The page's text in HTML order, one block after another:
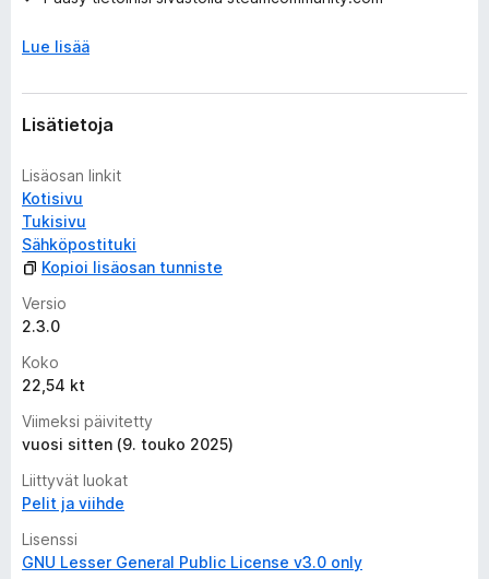
Lue lisää
Lisätietoja
Lisäosan linkit
Kotisivu
Tukisivu
Sähköpostituki
Kopioi lisäosan tunniste
Versio
2.3.0
Koko
22,54 kt
Viimeksi päivitetty
vuosi sitten (9. touko 2025)
Liittyvät luokat
Pelit ja viihde
Lisenssi
GNU Lesser General Public License v3.0 only